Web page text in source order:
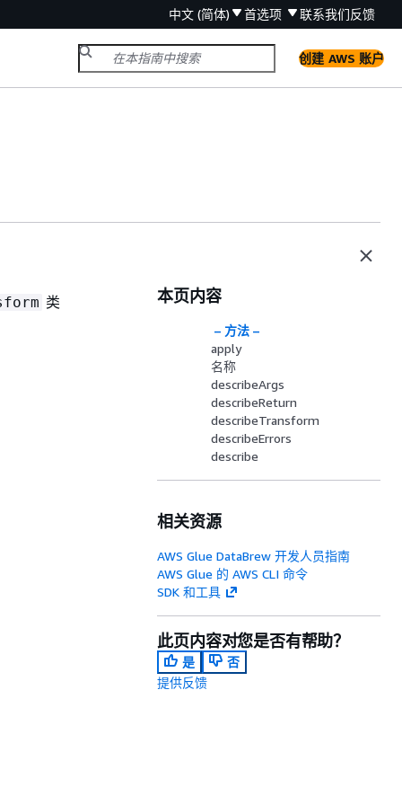
中文 (简体) 首选项 联系我们反馈
创建 AWS 账户
类
本页内容
– 方法 –
apply
名称
describeArgs
describeReturn
describeTransform
describeErrors
describe
相关资源
AWS Glue DataBrew 开发人员指南
AWS Glue 的 AWS CLI 命令
SDK 和工具
此页内容对您是否有帮助？
是
否
提供反馈